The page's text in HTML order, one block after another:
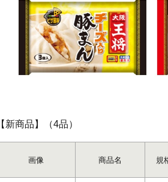
【新商品】（4品）
画像 商品名 規